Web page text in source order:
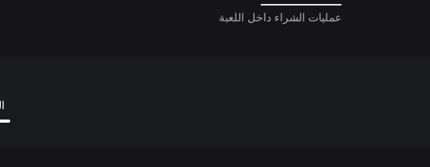
عمليات الشراء داخل اللعبة